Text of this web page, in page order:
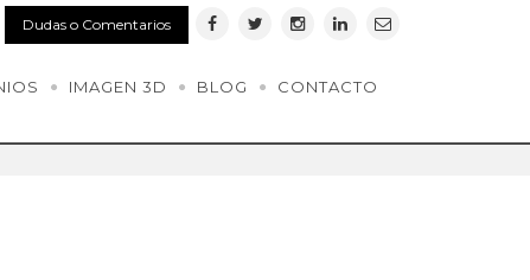
Dudas o Comentarios
IMAGEN 3D BLOG CONTACTO